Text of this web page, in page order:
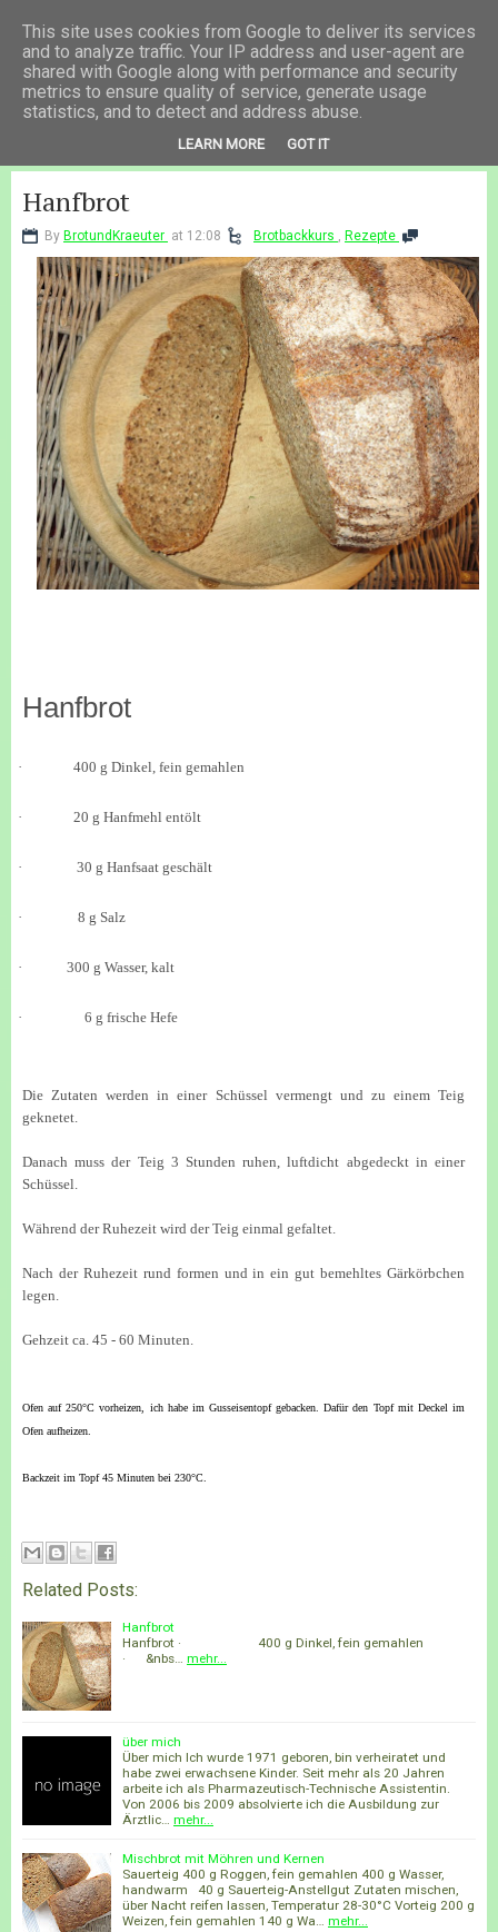
Brot & Kräuter
Hanfbrot
By BrotundKraeuter at 12:08 Brotbackkurs , Rezepte
Hanfbrot
· 400 g Dinkel, fein gemahlen
· 20 g Hanfmehl entölt
· 30 g Hanfsaat geschält
· 8 g Salz
· 300 g Wasser, kalt
· 6 g frische Hefe
Die Zutaten werden in einer Schüssel vermengt und zu einem Teig
geknetet.
Danach muss der Teig 3 Stunden ruhen, luftdicht abgedeckt in einer
Schüssel.
Während der Ruhezeit wird der Teig einmal gefaltet.
Nach der Ruhezeit rund formen und in ein gut bemehltes Gärkörbchen
legen.
Gehzeit ca. 45 - 60 Minuten.
Ofen auf 250°C vorheizen, ich habe im Gusseisentopf gebacken. Dafür den Topf mit Deckel im
Ofen aufheizen.
Backzeit im Topf 45 Minuten bei 230°C.
Related Posts:
Hanfbrot
Hanfbrot · 400 g Dinkel, fein gemahlen
· &nbs… mehr...
über mich
Über mich Ich wurde 1971 geboren, bin verheiratet und
habe zwei erwachsene Kinder. Seit mehr als 20 Jahren
arbeite ich als Pharmazeutisch-Technische Assistentin.
Von 2006 bis 2009 absolvierte ich die Ausbildung zur
Ärztlic… mehr...
Mischbrot mit Möhren und Kernen
Sauerteig 400 g Roggen, fein gemahlen 400 g Wasser,
handwarm 40 g Sauerteig-Anstellgut Zutaten mischen,
über Nacht reifen lassen, Temperatur 28-30°C Vorteig 200 g
Weizen, fein gemahlen 140 g Wa… mehr...
This site uses cookies from Google to deliver its services
and to analyze traffic. Your IP address and user-agent are
shared with Google along with performance and security
metrics to ensure quality of service, generate usage
statistics, and to detect and address abuse.
LEARN MORE GOT IT